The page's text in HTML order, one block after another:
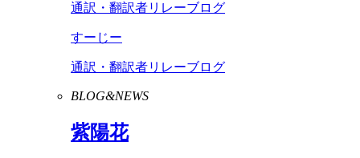
通訳・翻訳者リレーブログ
すーじー
通訳・翻訳者リレーブログ
BLOG&NEWS
紫陽花